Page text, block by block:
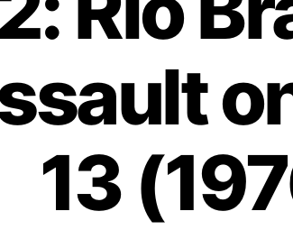
13